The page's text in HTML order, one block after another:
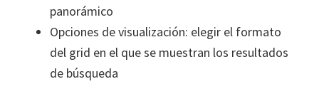
panorámico
Opciones de visualización: elegir el formato
del grid en el que se muestran los resultados
de búsqueda